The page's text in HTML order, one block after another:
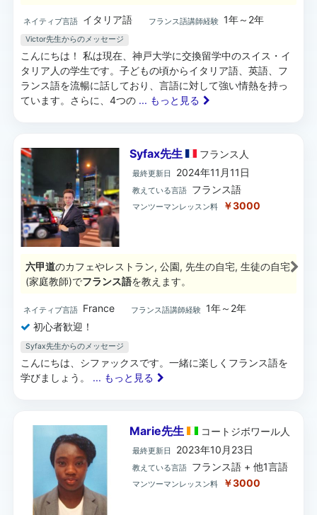
ネイティブ言語 イタリア語 フランス語講師経験 1年～2年
Victor先生からのメッセージ
こんにちは！ 私は現在、神戸大学に交換留学中のスイス・イ
タリア人の学生です。子どもの頃からイタリア語、英語、フ
ランス語を流暢に話しており、言語に対して強い情熱を持っ
ています。さらに、4つの ... もっと見る
Syfax先生 フランス 人
最終更新日 2024年11月11日
教えている言語 フランス語
マンツーマンレッスン料 ￥3000
六甲道のカフェやレストラン, 公園, 先生の自宅, 生徒の自宅
(家庭教師)でフランス語を教えます。
ネイティブ言語 France フランス語講師経験 1年～2年
初心者歓迎！
Syfax先生からのメッセージ
こんにちは、シファックスです。一緒に楽しくフランス語を
学びましょう。 ... もっと見る
Marie先生 コートジボワール人
最終更新日 2023年10月23日
教えている言語 フランス語 + 他1言語
マンツーマンレッスン料 ￥3000